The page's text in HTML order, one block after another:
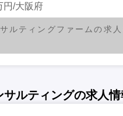
円/大阪府
ルティングファームの求
サルティングの求人情